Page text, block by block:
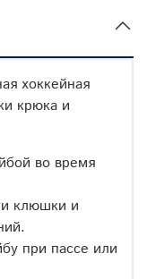
хоккейная
крюка и
во время
клюшки и
при пассе или